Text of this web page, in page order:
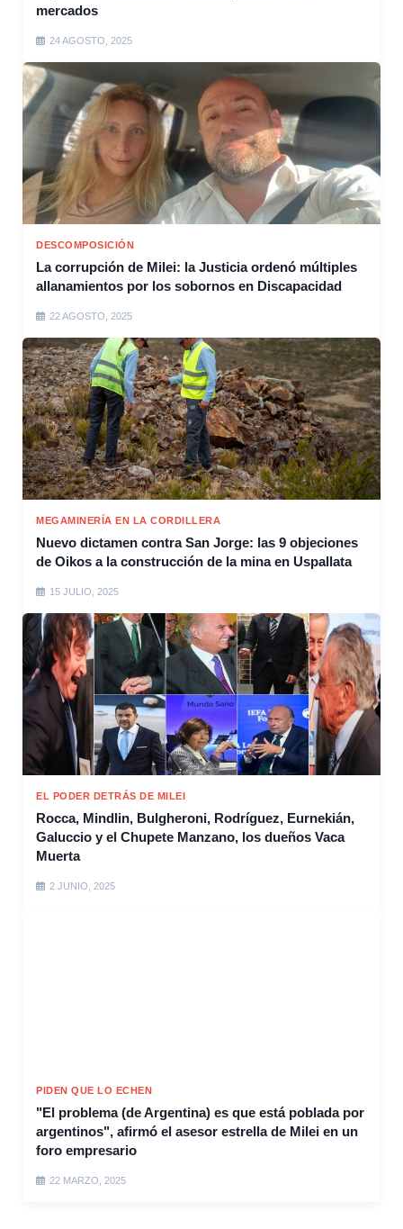
mercados
24 AGOSTO, 2025
DESCOMPOSICIÓN
La corrupción de Milei: la Justicia ordenó múltiples
allanamientos por los sobornos en Discapacidad
22 AGOSTO, 2025
MEGAMINERÍA EN LA CORDILLERA
Nuevo dictamen contra San Jorge: las 9 objeciones
de Oikos a la construcción de la mina en Uspallata
15 JULIO, 2025
EL PODER DETRÁS DE MILEI
Rocca, Mindlin, Bulgheroni, Rodríguez, Eurnekián,
Galuccio y el Chupete Manzano, los dueños Vaca
Muerta
2 JUNIO, 2025
PIDEN QUE LO ECHEN
"El problema (de Argentina) es que está poblada por
argentinos", afirmó el asesor estrella de Milei en un
foro empresario
22 MARZO, 2025